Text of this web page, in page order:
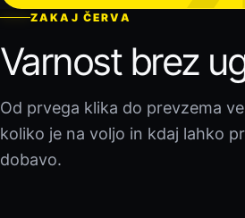
ZAKAJ ČERVA
Varnost brez
Od prvega klika do prevzema
koliko je na voljo in kdaj lahko
dobavo.